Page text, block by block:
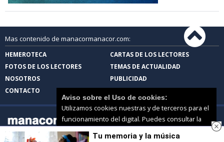
Mas contenido de manacormanacor.com:
HEMEROTECA
CARTAS DE LOS LECTORES
FOTOS DE LOS LECTORES
TEMAS DE ACTUALIDAD
NOSOTROS
PUBLICIDAD
CONTACTO
Tu memoria y la música
Aviso sobre el Uso de cookies:
Utilizamos cookies nuestras y de terceros para el
funcionamiento del digital. Puedes consultar la
lista de cookies y como desconectarlas.